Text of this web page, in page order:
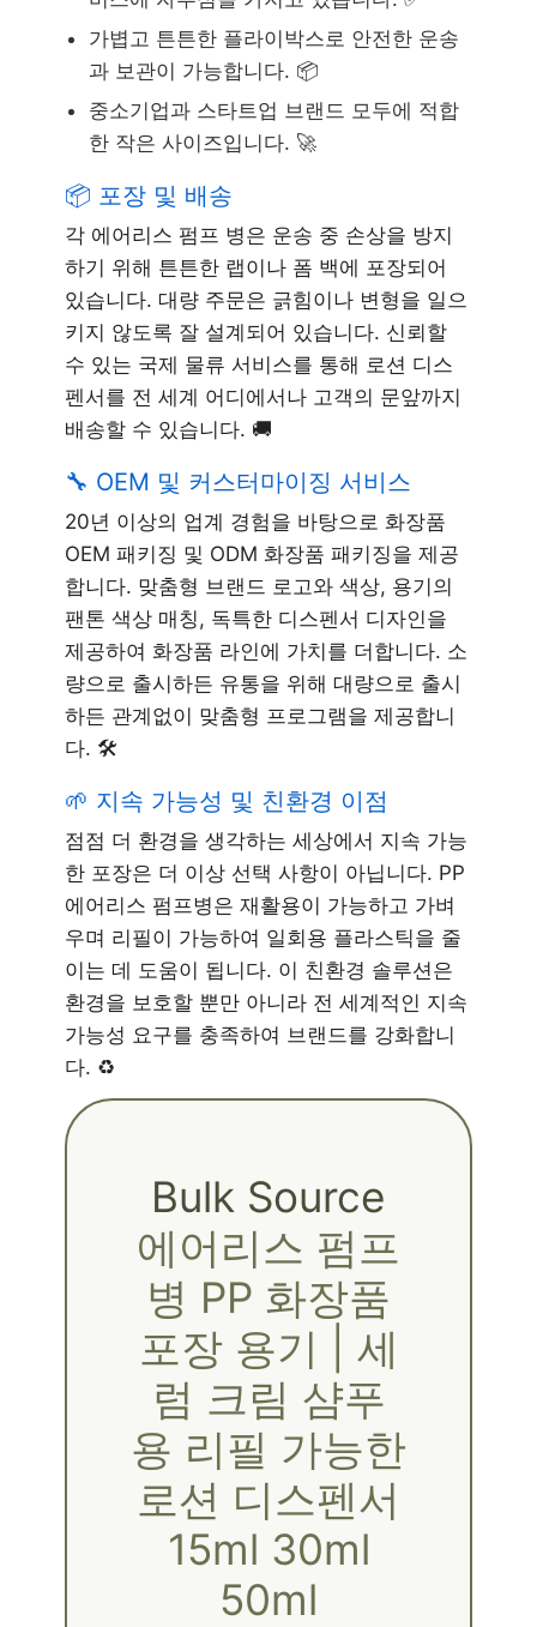
가볍고 튼튼한 플라이박스로 안전한 운송
과 보관이 가능합니다. 📦
중소기업과 스타트업 브랜드 모두에 적합
한 작은 사이즈입니다. 🚀
📦 포장 및 배송
각 에어리스 펌프 병은 운송 중 손상을 방지
하기 위해 튼튼한 랩이나 폼 백에 포장되어
있습니다. 대량 주문은 긁힘이나 변형을 일으
키지 않도록 잘 설계되어 있습니다. 신뢰할
수 있는 국제 물류 서비스를 통해 로션 디스
펜서를 전 세계 어디에서나 고객의 문앞까지
배송할 수 있습니다. 🚚
🔧 OEM 및 커스터마이징 서비스
20년 이상의 업계 경험을 바탕으로 화장품
OEM 패키징 및 ODM 화장품 패키징을 제공
합니다. 맞춤형 브랜드 로고와 색상, 용기의
팬톤 색상 매칭, 독특한 디스펜서 디자인을
제공하여 화장품 라인에 가치를 더합니다. 소
량으로 출시하든 유통을 위해 대량으로 출시
하든 관계없이 맞춤형 프로그램을 제공합니
다. 🛠️
🌱 지속 가능성 및 친환경 이점
점점 더 환경을 생각하는 세상에서 지속 가능
한 포장은 더 이상 선택 사항이 아닙니다. PP
에어리스 펌프병은 재활용이 가능하고 가벼
우며 리필이 가능하여 일회용 플라스틱을 줄
이는 데 도움이 됩니다. 이 친환경 솔루션은
환경을 보호할 뿐만 아니라 전 세계적인 지속
가능성 요구를 충족하여 브랜드를 강화합니
다. ♻️
Bulk Source
에어리스 펌프
병 PP 화장품
포장 용기 | 세
럼 크림 샴푸
용 리필 가능한
로션 디스펜서
15ml 30ml
50ml